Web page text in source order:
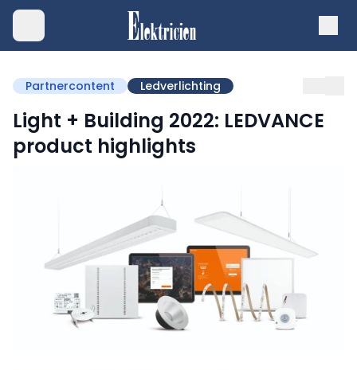
Partnercontent Ledverlichting
Light + Building 2022: LEDVANCE
product highlights